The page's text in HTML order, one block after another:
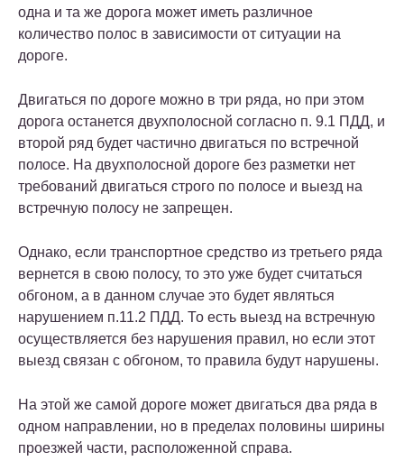
одна и та же дорога может иметь различное
количество полос в зависимости от ситуации на
дороге.
Двигаться по дороге можно в три ряда, но при этом
дорога останется двухполосной согласно п. 9.1 ПДД, и
второй ряд будет частично двигаться по встречной
полосе. На двухполосной дороге без разметки нет
требований двигаться строго по полосе и выезд на
встречную полосу не запрещен.
Однако, если транспортное средство из третьего ряда
вернется в свою полосу, то это уже будет считаться
обгоном, а в данном случае это будет являться
нарушением п.11.2 ПДД. То есть выезд на встречную
осуществляется без нарушения правил, но если этот
выезд связан с обгоном, то правила будут нарушены.
На этой же самой дороге может двигаться два ряда в
одном направлении, но в пределах половины ширины
проезжей части, расположенной справа.